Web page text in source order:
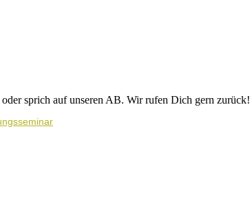
sprich auf unseren AB. Wir rufen Dich gern zurück!